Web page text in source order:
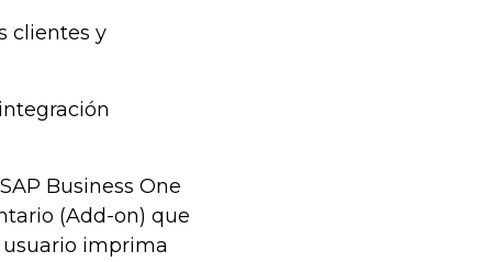
clientes y
Business One
(Add-on) que
imprima